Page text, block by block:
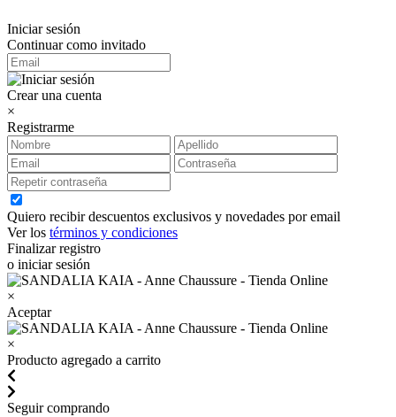
Iniciar sesión
Continuar como invitado
Crear una cuenta
×
Registrarme
Quiero recibir descuentos exclusivos y novedades por email
Ver los términos y condiciones
Finalizar registro
o iniciar sesión
×
Aceptar
×
Producto agregado a carrito
Seguir comprando